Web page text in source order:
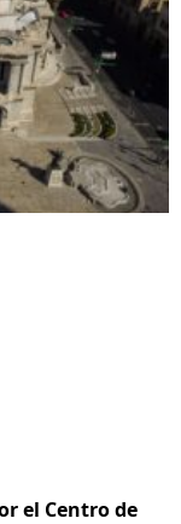
el Centro de